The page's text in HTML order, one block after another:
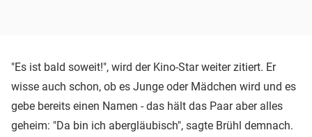
"Es ist bald soweit!", wird der Kino-Star weiter zitiert. Er
wisse auch schon, ob es Junge oder Mädchen wird und es
gebe bereits einen Namen - das hält das Paar aber alles
geheim: "Da bin ich abergläubisch", sagte Brühl demnach.